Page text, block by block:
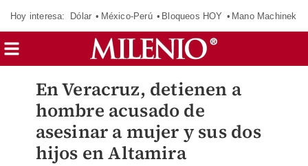
Hoy interesa: Dólar México-Perú Bloqueos HOY Mano Machinek
En Veracruz, detienen a
hombre acusado de
asesinar a mujer y sus dos
hijos en Altamira